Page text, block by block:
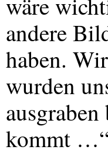
andere
haben.
wurden
kommt